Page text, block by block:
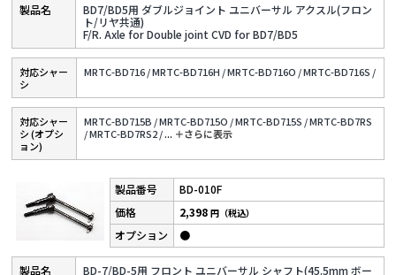
BD7/BD5用 ダブルジョイント ユニバーサル アクスル(フロン
ト/リヤ共通)
F/R. Axle for Double joint CVD for BD7/BD5
対応シャー
シ
MRTC-BD716 /MRTC-BD716H /MRTC-BD716O /MRTC-BD716S /
対応シャー
シ (オプシ
ョン)
MRTC-BD715B /MRTC-BD715O /MRTC-BD715S /MRTC-BD7RS
/MRTC-BD7RS2 /... ＋さらに表⽰
BD-010F
BD-7/BD-5用 フロント ユニバーサル シャフト(45.5mm ボー
2,398円（税込）
●